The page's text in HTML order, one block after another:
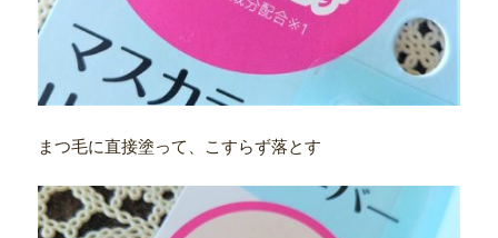
まつ毛に直接塗って、こすらず落とす